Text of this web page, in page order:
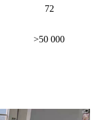
72
>50 000